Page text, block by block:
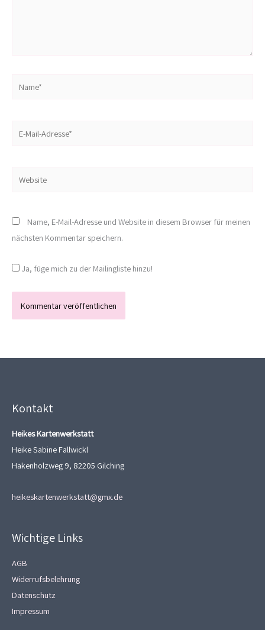
Website
Name, E-Mail-Adresse und Website in diesem Browser für meinen
nächsten Kommentar speichern.
Ja, füge mich zu der Mailingliste hinzu!
Kontakt
Heikes Kartenwerkstatt
Heike Sabine Fallwickl
Hakenholzweg 9, 82205 Gilching
heikeskartenwerkstatt@gmx.de
Wichtige Links
AGB
Widerrufsbelehrung
Datenschutz
Impressum